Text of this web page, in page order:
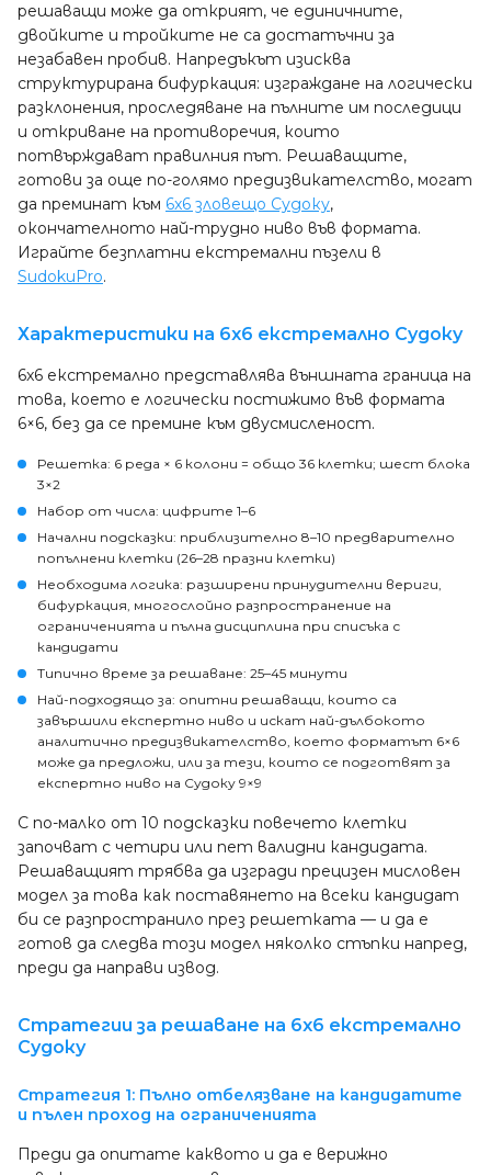
решаващи може да открият, че единичните,
двойките и тройките не са достатъчни за
незабавен пробив. Напредъкът изисква
структурирана бифуркация: изграждане на логически
разклонения, проследяване на пълните им последици
и откриване на противоречия, които
потвърждават правилния път. Решаващите,
готови за още по-голямо предизвикателство, могат
да преминат към 6x6 зловещо Судоку,
окончателното най-трудно ниво във формата.
Играйте безплатни екстремални пъзели в
SudokuPro.
Характеристики на 6x6 екстремално Судоку
6x6 екстремално представлява външната граница на
това, което е логически постижимо във формата
6×6, без да се премине към двусмисленост.
Решетка: 6 реда × 6 колони = общо 36 клетки; шест блока
3×2
Набор от числа: цифрите 1–6
Начални подсказки: приблизително 8–10 предварително
попълнени клетки (26–28 празни клетки)
Необходима логика: разширени принудителни вериги,
бифуркация, многослойно разпространение на
ограниченията и пълна дисциплина при списъка с
кандидати
Типично време за решаване: 25–45 минути
Най-подходящо за: опитни решаващи, които са
завършили експертно ниво и искат най-дълбокото
аналитично предизвикателство, което форматът 6×6
може да предложи, или за тези, които се подготвят за
експертно ниво на Судоку 9×9
С по-малко от 10 подсказки повечето клетки
започват с четири или пет валидни кандидата.
Решаващият трябва да изгради прецизен мисловен
модел за това как поставянето на всеки кандидат
би се разпространило през решетката — и да е
готов да следва този модел няколко стъпки напред,
преди да направи извод.
Стратегии за решаване на 6x6 екстремално
Судоку
Стратегия 1: Пълно отбелязване на кандидатите
и пълен проход на ограниченията
Преди да опитате каквото и да е верижно